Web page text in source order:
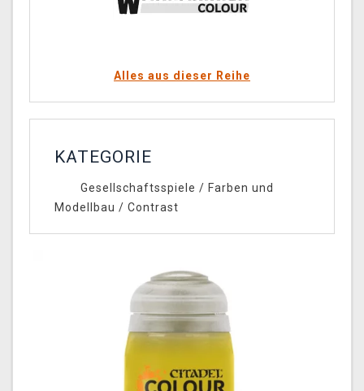
Alles aus dieser Reihe
KATEGORIE
Gesellschaftsspiele / Farben und
Modellbau / Contrast